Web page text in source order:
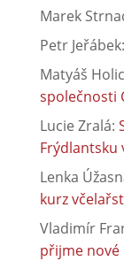
Marek
Petr Jeřábek:
Matyáš
společnosti
Lucie Zralá:
Frýdlantsku
Lenka
kurz
Vladimír
přijme nové